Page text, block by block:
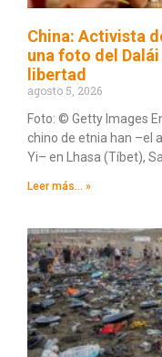
China: Activista
una foto del
libertad
agosto 5, 2026
Foto: © Getty Images
chino de etnia han –el
Yi– en Lhasa (Tíbet),
Leer más... »